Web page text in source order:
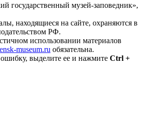
государственный музей-заповедник»,
находящиеся на сайте, охраняются в
РФ.
использовании материалов
museum.ru обязательна.
выделите ее и нажмите Ctrl +